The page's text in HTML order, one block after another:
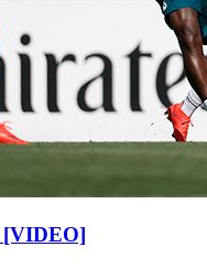
[VIDEO]